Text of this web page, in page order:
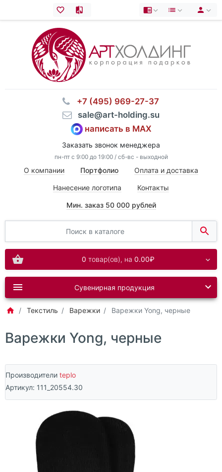
⠀+7 (495) 969-27-37
⠀sale@art-holding.su
написать в MAX
Заказать звонок менеджера
пн-пт с 9:00 до 19:00 / сб-вс - выходной
О компании Портфолио Оплата и доставка
Нанесение логотипа Контакты
Мин. заказ 50 000 рублей
0 товар(ов), на 0.00₽
Сувенирная продукция
Текстиль Варежки Варежки Yong, черные
Варежки Yong, черные
Производители teplo
Артикул: 111_20554.30